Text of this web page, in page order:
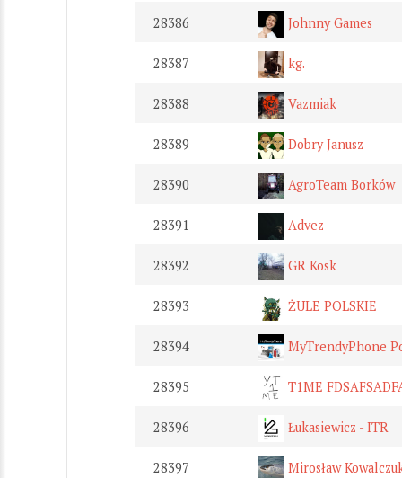
28386 Johnny Games
28387 kg.
28388 Vazmiak
28389 Dobry Janusz
28390 AgroTeam Borków
28391 Advez
28392 GR Kosk
28393 ŻULE POLSKIE
28394 MyTrendyPhone
28395 T1ME
28396 Łukasiewicz - ITR
28397 Mirosław